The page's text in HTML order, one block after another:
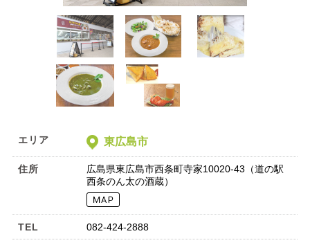
エリア 東広島市
住所
広島県東広島市西条町寺家10020-43（道の駅
西条のん太の酒蔵）
TEL 082-424-2888